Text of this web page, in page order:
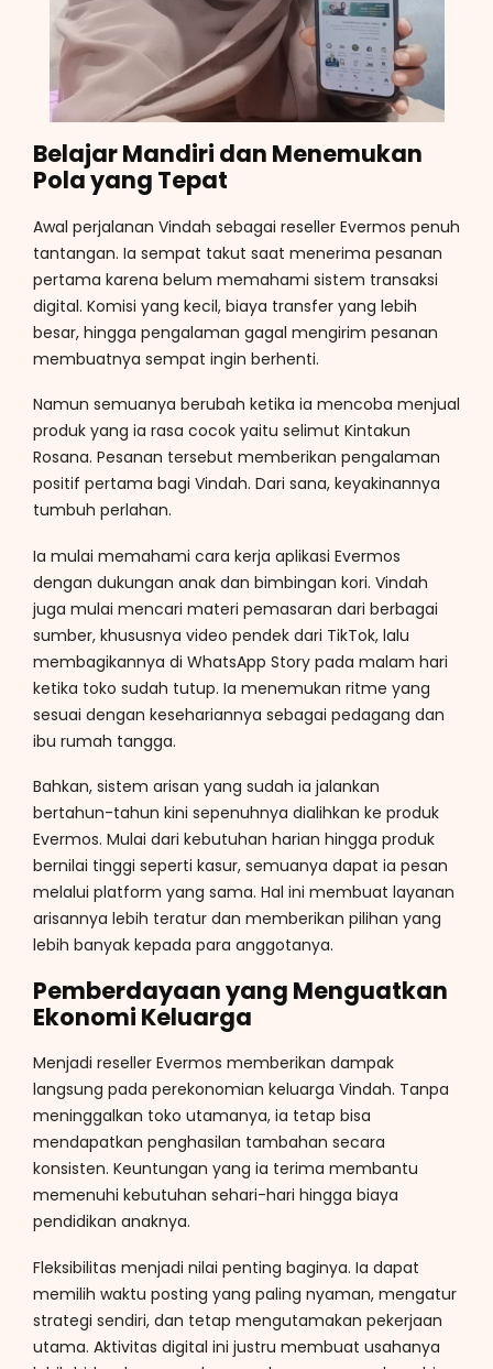
Belajar Mandiri dan Menemukan
Pola yang Tepat
Awal perjalanan Vindah sebagai reseller Evermos penuh
tantangan. Ia sempat takut saat menerima pesanan
pertama karena belum memahami sistem transaksi
digital. Komisi yang kecil, biaya transfer yang lebih
besar, hingga pengalaman gagal mengirim pesanan
membuatnya sempat ingin berhenti.
Namun semuanya berubah ketika ia mencoba menjual
produk yang ia rasa cocok yaitu selimut Kintakun
Rosana. Pesanan tersebut memberikan pengalaman
positif pertama bagi Vindah. Dari sana, keyakinannya
tumbuh perlahan.
Ia mulai memahami cara kerja aplikasi Evermos
dengan dukungan anak dan bimbingan kori. Vindah
juga mulai mencari materi pemasaran dari berbagai
sumber, khususnya video pendek dari TikTok, lalu
membagikannya di WhatsApp Story pada malam hari
ketika toko sudah tutup. Ia menemukan ritme yang
sesuai dengan kesehariannya sebagai pedagang dan
ibu rumah tangga.
Bahkan, sistem arisan yang sudah ia jalankan
bertahun-tahun kini sepenuhnya dialihkan ke produk
Evermos. Mulai dari kebutuhan harian hingga produk
bernilai tinggi seperti kasur, semuanya dapat ia pesan
melalui platform yang sama. Hal ini membuat layanan
arisannya lebih teratur dan memberikan pilihan yang
lebih banyak kepada para anggotanya.
Pemberdayaan yang Menguatkan
Ekonomi Keluarga
Menjadi reseller Evermos memberikan dampak
langsung pada perekonomian keluarga Vindah. Tanpa
meninggalkan toko utamanya, ia tetap bisa
mendapatkan penghasilan tambahan secara
konsisten. Keuntungan yang ia terima membantu
memenuhi kebutuhan sehari-hari hingga biaya
pendidikan anaknya.
Fleksibilitas menjadi nilai penting baginya. Ia dapat
memilih waktu posting yang paling nyaman, mengatur
strategi sendiri, dan tetap mengutamakan pekerjaan
utama. Aktivitas digital ini justru membuat usahanya